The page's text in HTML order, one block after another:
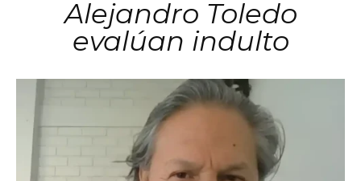
Alejandro Toledo
evalúan indulto